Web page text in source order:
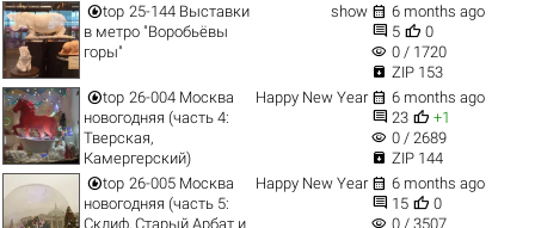
top 25-144 Выставки
в метро "Воробьёвы
горы"
show  6 months ago
 5  0
visibility 0 / 1720
 ZIP 153
top 26-004 Москва
новогодняя (часть 4:
Тверская,
Камергерский)
Happy New Year  6 months ago
 23  +1
visibility 0 / 2689
 ZIP 144
top 26-005 Москва
новогодняя (часть 5:
Склиф, Старый Арбат и
Happy New Year  6 months ago
 15  0
visibility 0 / 3507